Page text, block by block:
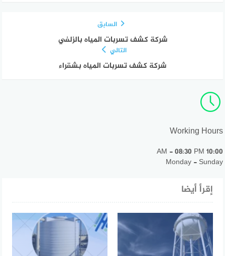
السابق
شركة كشف تسربات المياه بالزلفي
التالي
شركة كشف تسربات المياه بشقراء
Working Hours
10:00 AM - 08:30 PM
Monday - Sunday
إقرأ أيضا